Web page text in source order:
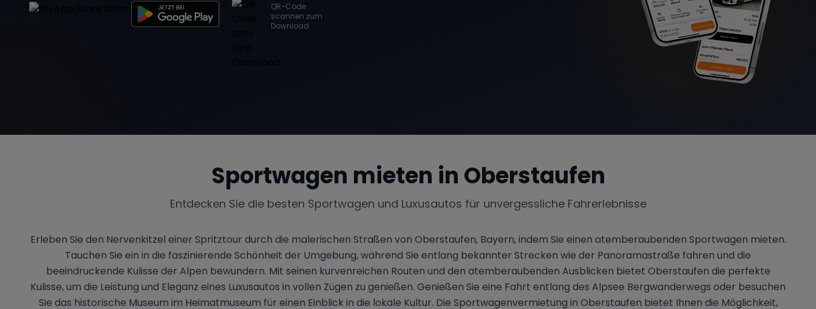
QR-Code
scannen zum
Download
Sportwagen mieten in Oberstaufen
Entdecken Sie die besten Sportwagen und Luxusautos für unvergessliche Fahrerlebnisse
Erleben Sie den Nervenkitzel einer Spritztour durch die malerischen Straßen von Oberstaufen, Bayern, indem Sie einen atemberaubenden Sportwagen mieten.
Tauchen Sie ein in die faszinierende Schönheit der Umgebung, während Sie entlang bekannter Strecken wie der Panoramastraße fahren und die
beeindruckende Kulisse der Alpen bewundern. Mit seinen kurvenreichen Routen und den atemberaubenden Ausblicken bietet Oberstaufen die perfekte
Kulisse, um die Leistung und Eleganz eines Luxusautos in vollen Zügen zu genießen. Genießen Sie eine Fahrt entlang des Alpsee Bergwanderwegs oder besuchen
Sie das historische Museum im Heimatmuseum für einen Einblick in die lokale Kultur. Die Sportwagenvermietung in Oberstaufen bietet Ihnen die Möglichkeit,